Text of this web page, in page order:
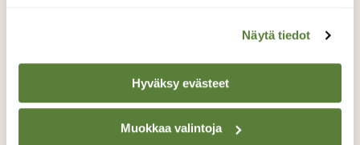
Näytä tiedot
Hyväksy evästeet
Muokkaa valintoja